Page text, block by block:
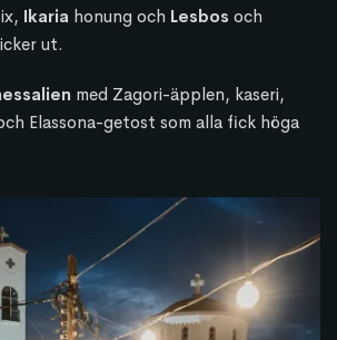
Ikaria honung och Lesbos och
ut.
med Zagori-äpplen, kaseri,
Elassona-getost som alla fick höga